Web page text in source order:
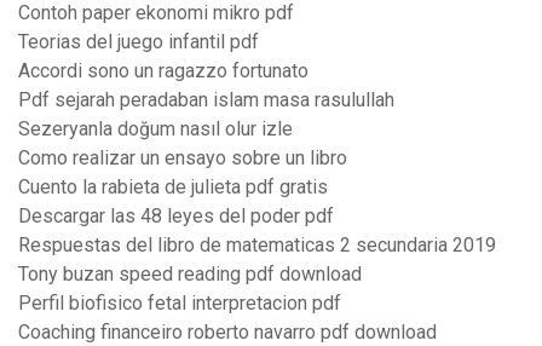
Contoh paper ekonomi mikro pdf
Teorias del juego infantil pdf
Accordi sono un ragazzo fortunato
Pdf sejarah peradaban islam masa rasulullah
Sezeryanla doğum nasıl olur izle
Como realizar un ensayo sobre un libro
Cuento la rabieta de julieta pdf gratis
Descargar las 48 leyes del poder pdf
Respuestas del libro de matematicas 2 secundaria 2019
Tony buzan speed reading pdf download
Perfil biofisico fetal interpretacion pdf
Coaching financeiro roberto navarro pdf download